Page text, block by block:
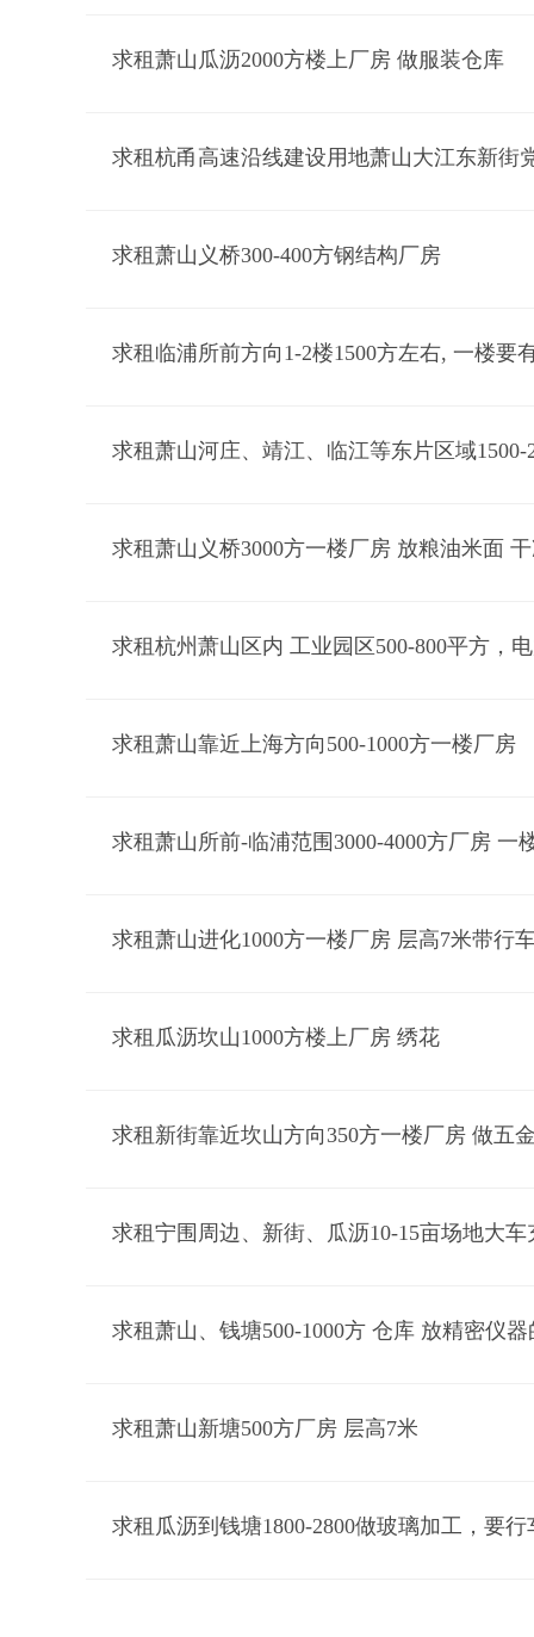
求租萧山瓜沥2000方楼上厂房 做服装仓库
求租萧山义桥300-400方钢结构厂房
求租萧山靠近上海方向500-1000方一楼厂房
求租萧山进化1000方一楼厂房 层高7米带行
求租瓜沥坎山1000方楼上厂房 绣花
求租萧山、钱塘500-1000方 仓库 放精密仪器
求租萧山新塘500方厂房 层高7米
求租瓜沥到钱塘1800-2800做玻璃加工，要行